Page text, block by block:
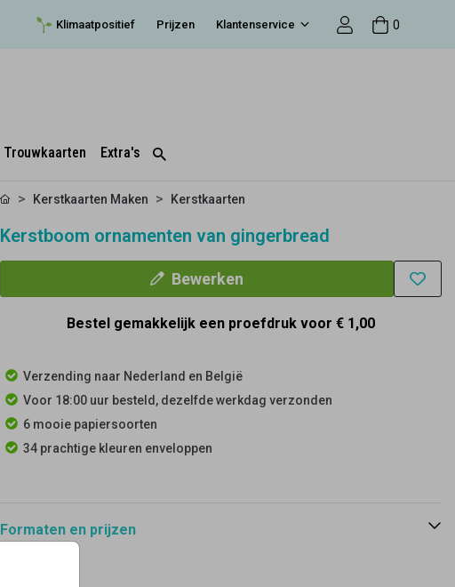
Klimaatpositief Prijzen Klantenservice 0
Trouwkaarten Extra's
Kerstkaarten Maken Kerstkaarten
Kerstboom ornamenten van gingerbread
Bewerken
Bestel gemakkelijk een proefdruk voor € 1,00
Verzending naar Nederland en België
Voor 18:00 uur besteld, dezelfde werkdag verzonden
6 mooie papiersoorten
34 prachtige kleuren enveloppen
Formaten en prijzen